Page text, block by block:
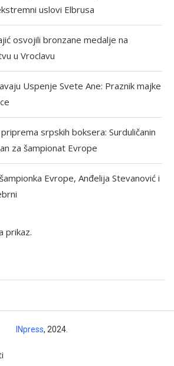
uslovi Elbrusa
osvojili bronzane medalje na
u Vroclavu
Uspenje Svete Ane: Praznik majke
srpskih boksera: Surduličanin
za šampionat Evrope
Evrope, Anđelija Stevanović i
prikaz.
INpress, 2024.